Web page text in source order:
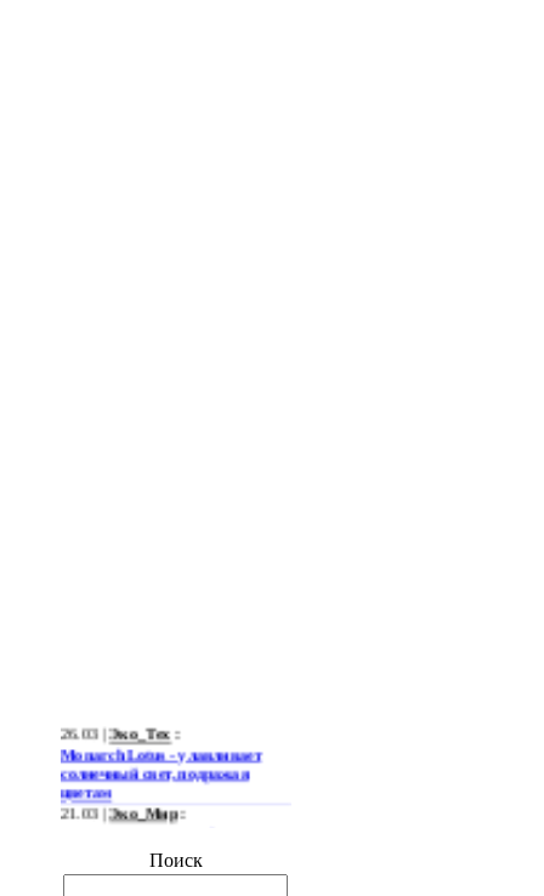
26.03 |Эко_Тех
Monarch Lotus - улавливает
солнечный свет, подражая
цветам
21.03 |Эко_Мир
Огромная ветряная ферма
отказаться от импорта энергии
Поиск